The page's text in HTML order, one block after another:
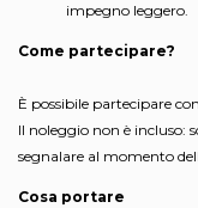
impegno leggero.
Come partecipare?
È possibile partecipare
Il noleggio non è incluso:
segnalare al momento
Cosa portare